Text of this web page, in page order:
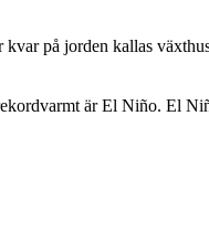
kvar på jorden kallas
är El Niño. El